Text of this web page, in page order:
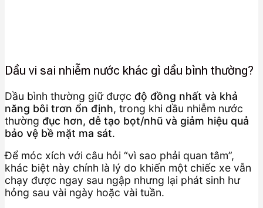
Dầu vi sai nhiễm nước khác gì dầu bình thường?
Dầu bình thường giữ được độ đồng nhất và khả
năng bôi trơn ổn định, trong khi dầu nhiễm nước
thường đục hơn, dễ tạo bọt/nhũ và giảm hiệu quả
bảo vệ bề mặt ma sát.
Để móc xích với câu hỏi “vì sao phải quan tâm”,
khác biệt này chính là lý do khiến một chiếc xe vẫn
chạy được ngay sau ngập nhưng lại phát sinh hư
hỏng sau vài ngày hoặc vài tuần.